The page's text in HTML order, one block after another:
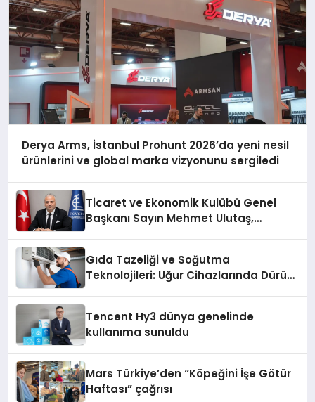
Derya Arms, İstanbul Prohunt 2026’da yeni nesil
ürünlerini ve global marka vizyonunu sergiledi
Ticaret ve Ekonomik Kulübü Genel
Başkanı Sayın Mehmet Ulutaş,
Gıda Tazeliği ve Soğutma
Teknolojileri: Uğur Cihazlarında Dürüst
Tencent Hy3 dünya genelinde
kullanıma sunuldu
Mars Türkiye’den “Köpeğini İşe Götür
Haftası” çağrısı